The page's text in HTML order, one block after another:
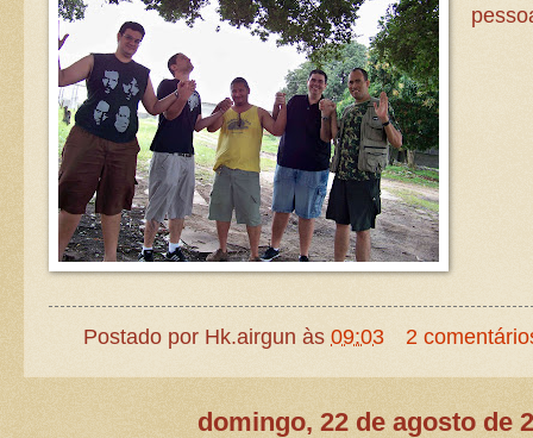
Postado por Hk.airgun às09:03 2
domingo, 22 de agosto de